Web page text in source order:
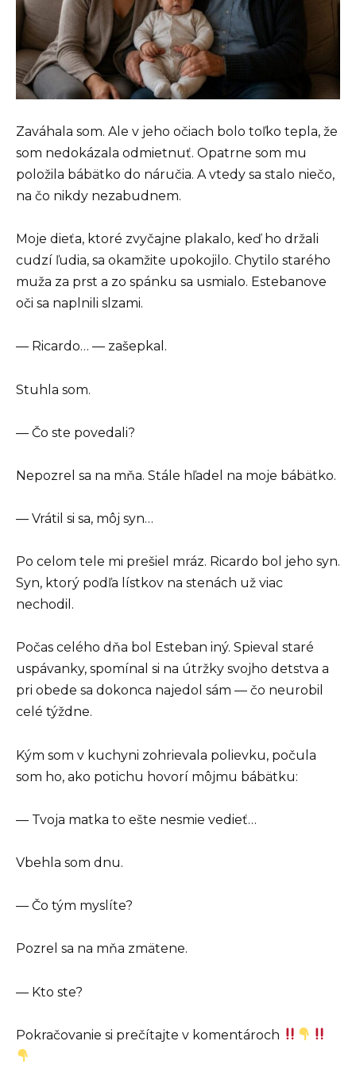
Zaváhala som. Ale v jeho očiach bolo toľko tepla, že
som nedokázala odmietnuť. Opatrne som mu
položila bábätko do náručia. A vtedy sa stalo niečo,
na čo nikdy nezabudnem.
Moje dieťa, ktoré zvyčajne plakalo, keď ho držali
cudzí ľudia, sa okamžite upokojilo. Chytilo starého
muža za prst a zo spánku sa usmialo. Estebanove
oči sa naplnili slzami.
— Ricardo… — zašepkal.
Stuhla som.
— Čo ste povedali?
Nepozrel sa na mňa. Stále hľadel na moje bábätko.
— Vrátil si sa, môj syn…
Po celom tele mi prešiel mráz. Ricardo bol jeho syn.
Syn, ktorý podľa lístkov na stenách už viac
nechodil.
Počas celého dňa bol Esteban iný. Spieval staré
uspávanky, spomínal si na útržky svojho detstva a
pri obede sa dokonca najedol sám — čo neurobil
celé týždne.
Kým som v kuchyni zohrievala polievku, počula
som ho, ako potichu hovorí môjmu bábätku:
— Tvoja matka to ešte nesmie vedieť…
Vbehla som dnu.
— Čo tým myslíte?
Pozrel sa na mňa zmätene.
— Kto ste?
Pokračovanie si prečítajte v komentároch